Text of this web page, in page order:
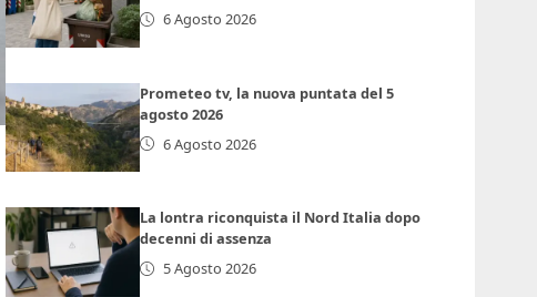
6 Agosto 2026
Prometeo tv, la nuova puntata del 5
agosto 2026
6 Agosto 2026
La lontra riconquista il Nord Italia dopo
decenni di assenza
5 Agosto 2026